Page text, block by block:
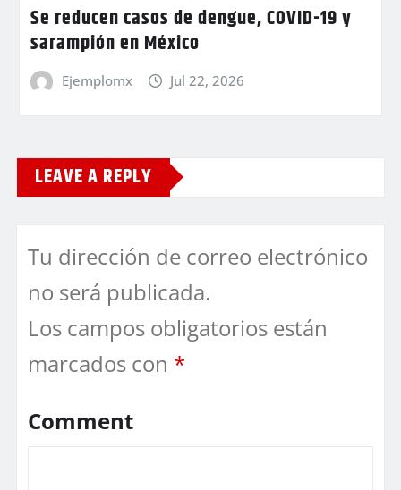
Se reducen casos de dengue, COVID-19 y
sarampión en México
Ejemplomx Jul 22, 2026
LEAVE A REPLY
Tu dirección de correo electrónico
no será publicada.
Los campos obligatorios están
marcados con *
Comment